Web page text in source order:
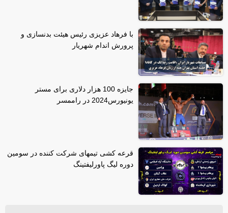
با فرهاد عزیزی رئیس هیئت بدنسازی و
پرورش اندام شهریار
جایزه 100 هزار دلاری برای مستر
یونیورس2024 در راممسر
قرعه کشی تیمهای شرکت کننده در سومین
دوره لیگ پاورلیفتینگ